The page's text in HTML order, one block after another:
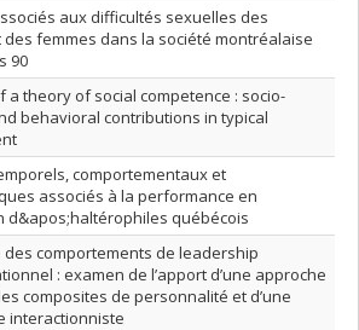
aux difficultés sexuelles des
des femmes dans la société montréalaise
90
a theory of social competence : socio-
behavioral contributions in typical
comportementaux et
associés à la performance en
d&apos;haltérophiles québécois
des comportements de leadership
: examen de l’apport d’une approche
composites de personnalité et d’une
interactionniste